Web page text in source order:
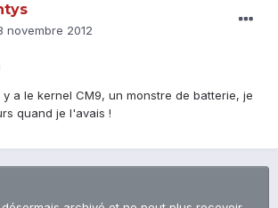
novembre 2012
a le kernel CM9, un monstre de batterie, je
quand je l'avais !